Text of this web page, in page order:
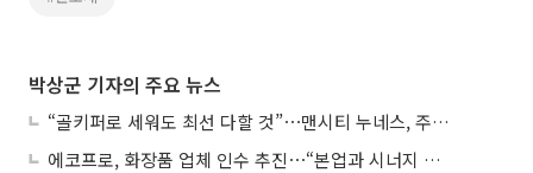
박상군 기자의 주요 뉴스
“골키퍼로 세워도 최선 다할 것”⋯맨시티 누네스, 주전 경쟁 각오
에코프로, 화장품 업체 인수 추진⋯“본업과 시너지 부족”